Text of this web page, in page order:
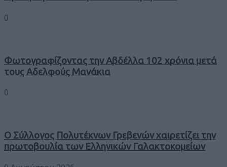
0
Φωτογραφίζοντας την Αβδέλλα 102 χρόνια μετά
τους Αδελφούς Μανάκια
0
Ο Σύλλογος Πολυτέκνων Γρεβενών χαιρετίζει την
πρωτοβουλία των Ελληνικών Γαλακτοκομείων